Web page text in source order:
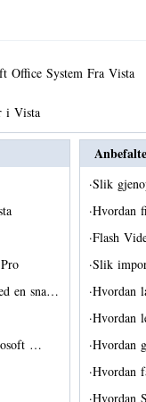
Office System Fra Vista
i Vista
en sna…
…
·Slik
·Hvordan
·Flash
·Slik
·Hvordan
·Hvordan
·Hvordan
·Hvordan
·Hvordan